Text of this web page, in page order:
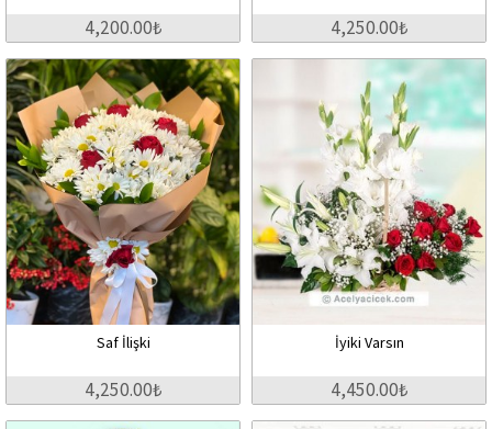
4,200.00₺ 4,250.00₺
Saf İlişki
4,250.00₺
İyiki Varsın
4,450.00₺